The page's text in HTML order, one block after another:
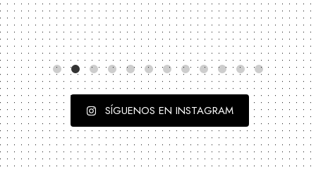
Jun 13
SÍGUENOS EN INSTAGRAM